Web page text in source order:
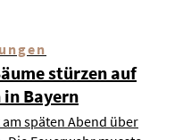
stürzen auf
Bayern
späten Abend über